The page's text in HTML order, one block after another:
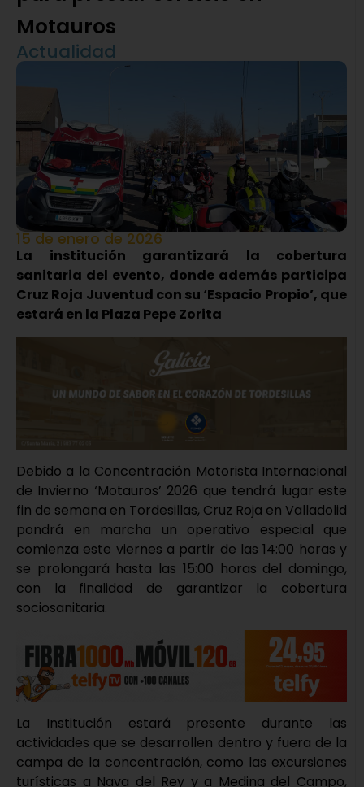
Motauros
Actualidad
15 de enero de 2026
La institución garantizará la cobertura
sanitaria del evento, donde además participa
Cruz Roja Juventud con su ‘Espacio Propio’, que
estará en la Plaza Pepe Zorita
Debido a la Concentración Motorista Internacional
de Invierno ‘Motauros’ 2026 que tendrá lugar este
fin de semana en Tordesillas, Cruz Roja en Valladolid
pondrá en marcha un operativo especial que
comienza este viernes a partir de las 14:00 horas y
se prolongará hasta las 15:00 horas del domingo,
con la finalidad de garantizar la cobertura
sociosanitaria.
La Institución estará presente durante las
actividades que se desarrollen dentro y fuera de la
campa de la concentración, como las excursiones
turísticas a Nava del Rey y a Medina del Campo,